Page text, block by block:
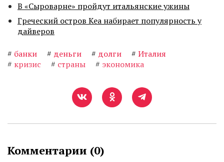
В «Сыроварне» пройдут итальянские ужины
Греческий остров Кеа набирает популярность у
дайверов
# банки # деньги # долги # Италия
# кризис # страны # экономика
Комментарии (0)